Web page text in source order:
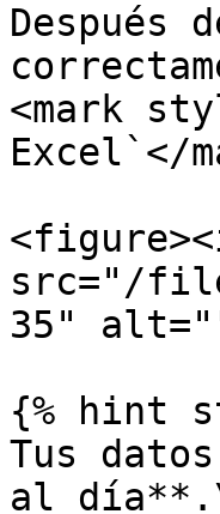
Después
<mark
Excel`</
src="/
35"
{% hint
Tus
al